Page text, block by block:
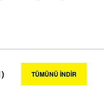
TÜMÜNÜ İNDİR